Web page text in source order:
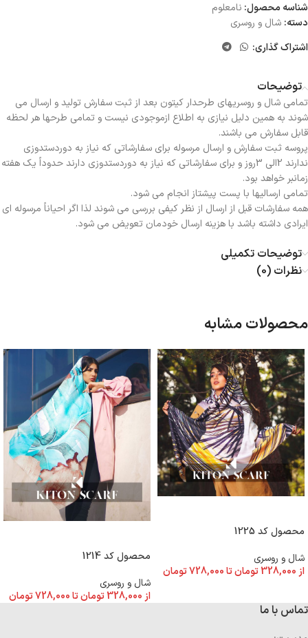
شناسه محصول: نامعلوم
دسته: شال و روسری
اشتراک گذاری:
توضیحات
تمامی شال و روسریهای طرحدار کیتون بعد از ثبت سفارش تولید و ارسال می
شوند به همین دلیل نیازی به اطلاع ازموجودی نیست و تمامی طرحها هر لحظه
قابل سفارش می باشند.
پروسه ثبت سفارش و ارسال مرسوله برای سفارشاتی که نیاز به دوردستدوزی
ندارند 2الی 3روز و برای سفارشاتی که نیاز به دوردستدوزی دارند حدوداً یک هفته
زمانبر خواهد بود.
تمامی ارسالیها با پست پیشتاز انجام می شود.
همه سفارشات قبل از ارسال از نظر کیفی بررسی می شوند لذا اگر احیاناً مرسوله ای
ایرادی داشته باشد با هزینه ارسال خودمان تعویض می شود.
توضیحات تکمیلی
نظرات (0)
محصولات مشابه
محصول کد 1225
شال و روسری
از328,000تومانتا728,000تومان
محصول کد 1214
شال و روسری
از328,000تومانتا728,000تومان
تماس با ما